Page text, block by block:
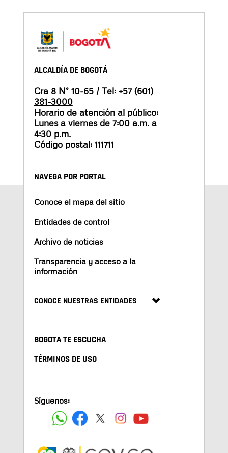
ALCALDÍA DE BOGOTÁ
Cra 8 N° 10-65 / Tel: +57 (601)
381-3000
Horario de atención al público:
Lunes a viernes de 7:00 a.m. a
4:30 p.m.
Código postal: 111711
NAVEGA POR PORTAL
Conoce el mapa del sitio
Entidades de control
Archivo de noticias
Transparencia y acceso a la
información
CONOCE NUESTRAS ENTIDADES
BOGOTA TE ESCUCHA
TÉRMINOS DE USO
Síguenos: